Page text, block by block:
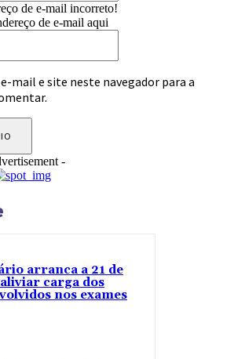
de e-mail incorreto!
de e-mail aqui
mail e site neste navegador para a
-
arranca a 21 de
carga dos
nos exames